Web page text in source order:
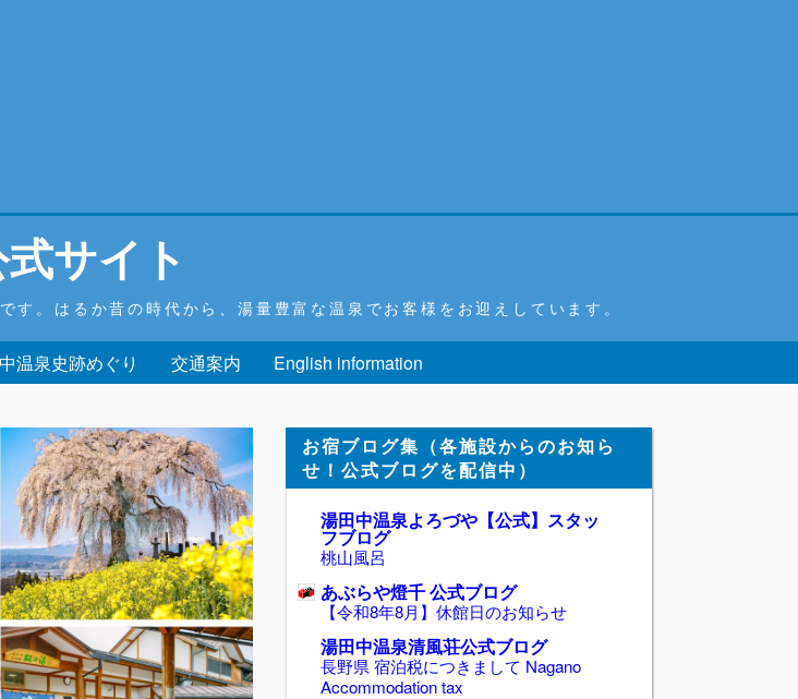
サイト
。はるか昔の時代から、湯量豊富な温泉でお客様をお迎えしています。
温泉史跡めぐり 交通案内 English information
お宿ブログ集（各施設からのお知ら
せ！公式ブログを配信中）
湯田中温泉よろづや【公式】スタッ
フブログ
桃山風呂
あぶらや燈千 公式ブログ
【令和8年8月】休館日のお知らせ
湯田中温泉清風荘公式ブログ
長野県 宿泊税につきまして Nagano
Accommodation tax